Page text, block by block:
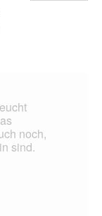
noch,
sind.